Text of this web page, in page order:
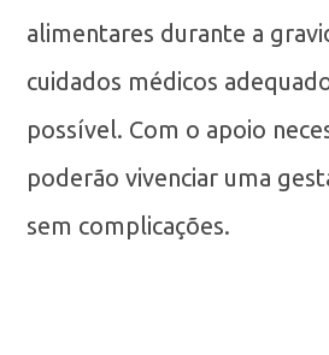
alimentares durante a
cuidados médicos
possível. Com o apoio
poderão vivenciar uma
sem complicações.